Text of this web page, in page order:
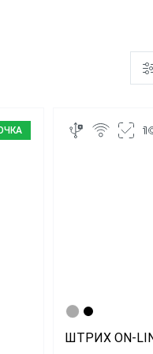
ШТРИХ ON-